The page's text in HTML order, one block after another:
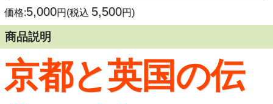
価格:5,000円(税込 5,500円)
商品説明
京都と英国の伝